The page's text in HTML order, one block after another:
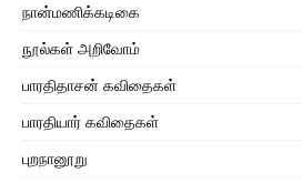
நான்மணிக்கடிகை
நூல்கள் அறிவோம்
பாரதிதாசன் கவிதைகள்
பாரதியார் கவிதைகள்
புறநானூறு